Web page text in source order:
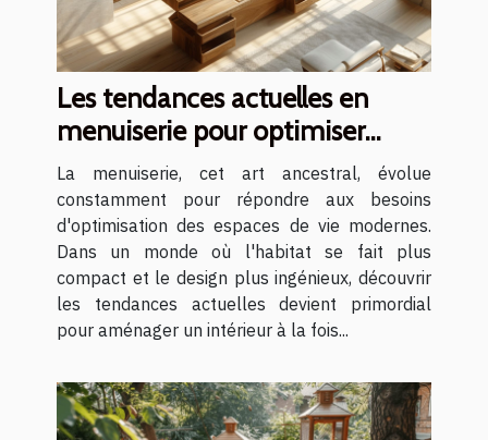
Les tendances actuelles en
menuiserie pour optimiser
votre espace
La menuiserie, cet art ancestral, évolue
constamment pour répondre aux besoins
d'optimisation des espaces de vie modernes.
Dans un monde où l'habitat se fait plus
compact et le design plus ingénieux, découvrir
les tendances actuelles devient primordial
pour aménager un intérieur à la fois...